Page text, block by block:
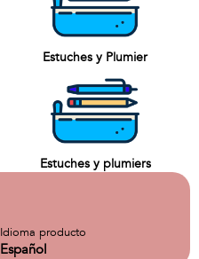
Estuches y Plumier
Estuches y plumiers
Idioma producto
Español